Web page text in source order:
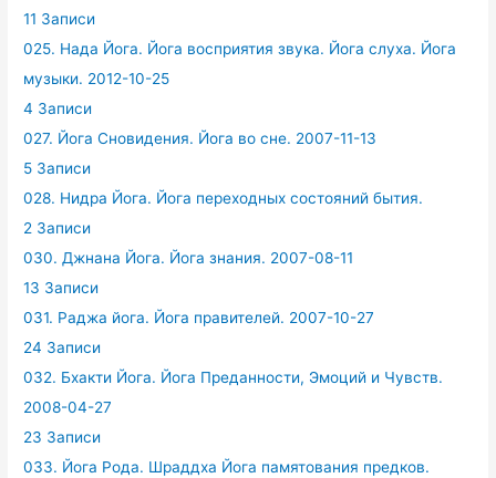
11 Записи
025. Нада Йога. Йога восприятия звука. Йога слуха. Йога
музыки. 2012-10-25
4 Записи
027. Йога Сновидения. Йога во сне. 2007-11-13
5 Записи
028. Нидра Йога. Йога переходных состояний бытия.
2 Записи
030. Джнана Йога. Йога знания. 2007-08-11
13 Записи
031. Раджа йога. Йога правителей. 2007-10-27
24 Записи
032. Бхакти Йога. Йога Преданности, Эмоций и Чувств.
2008-04-27
23 Записи
033. Йога Рода. Шраддха Йога памятования предков.